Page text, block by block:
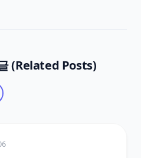
(Related Posts)